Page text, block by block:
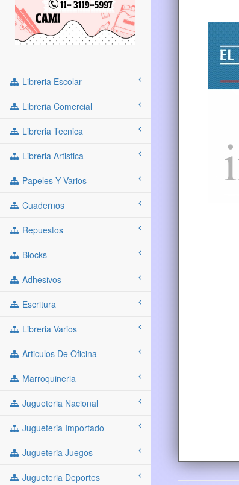
Libreria Escolar
Libreria Comercial
Libreria Tecnica
Libreria Artistica
Papeles Y Varios
Cuadernos
Repuestos
Blocks
Adhesivos
Escritura
Libreria Varios
Articulos De Oficina
Marroquineria
Jugueteria Nacional
Jugueteria Importado
Jugueteria Juegos
Jugueteria Deportes